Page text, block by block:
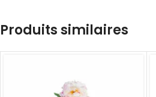
Produits similaires